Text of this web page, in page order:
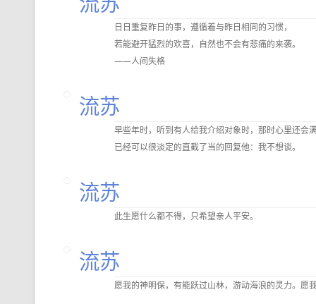
日日重复昨日的事，遵循着与昨日相同的习惯，
若能避开猛烈的欢喜，自然也不会有悲痛的来袭。
——人间失格
流苏
早些年时，听到有人给我介绍对象时，那时心里还会
已经可以很淡定的直截了当的回复他：我不想谈。
流苏
此生愿什么都不得，只希望亲人平安。
流苏
愿我的神明保，有能跃过山林，游动海浪的灵力。愿